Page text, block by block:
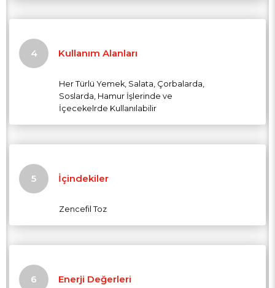
Kullanım Alanları
Her Türlü Yemek, Salata, Çorbalarda,
Soslarda, Hamur İşlerinde ve
İçecekelrde Kullanılabilir
İçindekiler
Zencefil Toz
Enerji Değerleri